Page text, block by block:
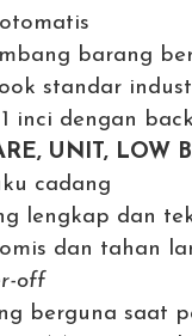
barang
standar
inci dengan
UNIT, LOW
cadang
lengkap dan
dan tahan
off
berguna saat